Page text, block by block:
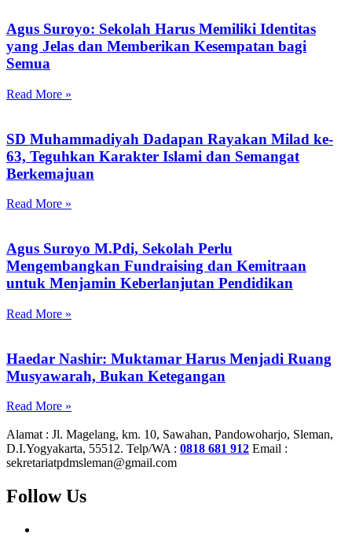
Agus Suroyo: Sekolah Harus Memiliki Identitas
yang Jelas dan Memberikan Kesempatan bagi
Semua
Read More »
SD Muhammadiyah Dadapan Rayakan Milad ke-
63, Teguhkan Karakter Islami dan Semangat
Berkemajuan
Read More »
Agus Suroyo M.Pdi, Sekolah Perlu
Mengembangkan Fundraising dan Kemitraan
untuk Menjamin Keberlanjutan Pendidikan
Read More »
Haedar Nashir: Muktamar Harus Menjadi Ruang
Musyawarah, Bukan Ketegangan
Read More »
Alamat : Jl. Magelang, km. 10, Sawahan, Pandowoharjo, Sleman,
D.I.Yogyakarta, 55512. Telp/WA : 0818 681 912 Email :
sekretariatpdmsleman@gmail.com
Follow Us